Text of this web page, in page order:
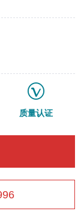
质量认证